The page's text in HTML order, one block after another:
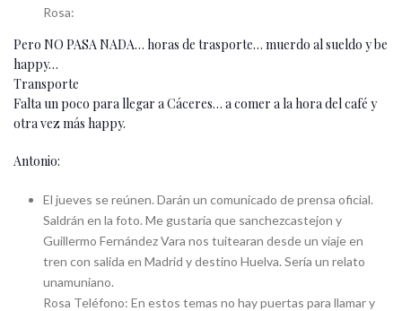
Rosa:
Pero NO PASA NADA… horas de trasporte… muerdo al sueldo y be
happy…
Transporte
Falta un poco para llegar a Cáceres… a comer a la hora del café y
otra vez más happy.
Antonio:
El jueves se reúnen. Darán un comunicado de prensa oficial.
Saldrán en la foto. Me gustaría que sanchezcastejon y
Guillermo Fernández Vara nos tuitearan desde un viaje en
tren con salida en Madrid y destino Huelva. Sería un relato
unamuniano.
Rosa Teléfono: En estos temas no hay puertas para llamar y